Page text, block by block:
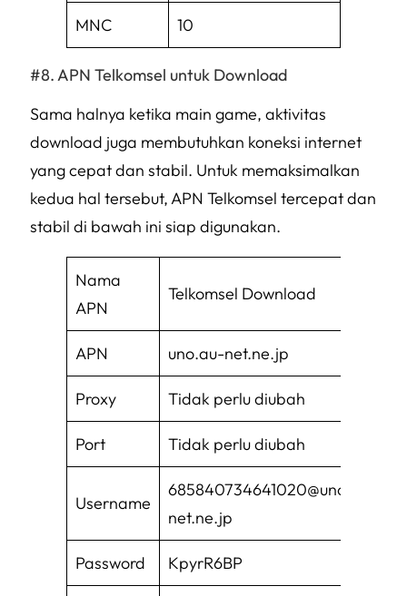
MNC 10
APN Telkomsel untuk Download
Sama halnya ketika main game, aktivitas
download juga membutuhkan koneksi internet
yang cepat dan stabil. Untuk memaksimalkan
kedua hal tersebut, APN Telkomsel tercepat dan
stabil di bawah ini siap digunakan.
Nama
APN
Telkomsel Download
APN uno.au-net.ne.jp
Proxy Tidak perlu diubah
Port Tidak perlu diubah
Username
685840734641020@uno.au-
net.ne.jp
Password KpyrR6BP